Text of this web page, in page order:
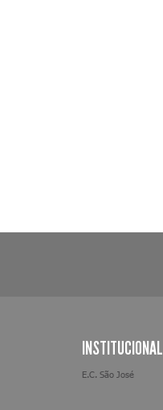
INSTITUCIONAL
E.C. São José